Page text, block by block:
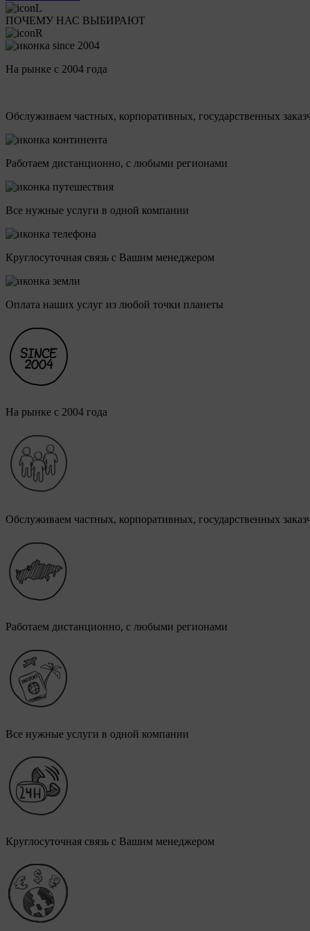
ПОЧЕМУ НАС ВЫБИРАЮТ
На рынке с 2004 года
Обслуживаем частных, корпоративных, государственных
Работаем дистанционно, с любыми регионами
Все нужные услуги в одной компании
Круглосуточная связь с Вашим менеджером
Оплата наших услуг из любой точки планеты
На рынке с 2004 года
Обслуживаем частных, корпоративных, государственных
Работаем дистанционно, с любыми регионами
Все нужные услуги в одной компании
Круглосуточная связь с Вашим менеджером